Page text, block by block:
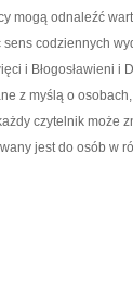
mogą odnaleźć
codziennych
i Błogosławieni i
z myślą o
czytelnik może
jest do osób w